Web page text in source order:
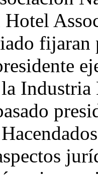
Hotel